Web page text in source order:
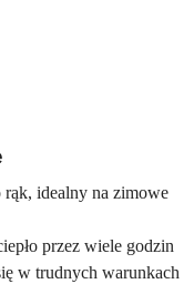
idealny na zimowe
przez wiele godzin
w trudnych warunkach